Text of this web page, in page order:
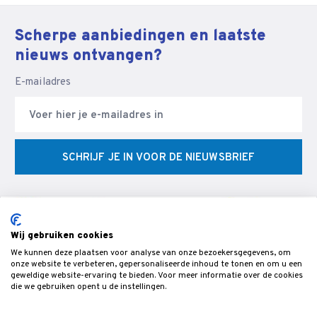
Scherpe aanbiedingen en laatste
nieuws ontvangen?
E-mailadres
SCHRIJF JE IN VOOR DE NIEUWSBRIEF
© Veldman Slijptechniek - Slijperij & specialist in CNC
gereedschappen & snijgereedschap voor de bewerking van hout,-
Wij gebruiken cookies
We kunnen deze plaatsen voor analyse van onze bezoekersgegevens, om
onze website te verbeteren, gepersonaliseerde inhoud te tonen en om u een
geweldige website-ervaring te bieden. Voor meer informatie over de cookies
die we gebruiken opent u de instellingen.